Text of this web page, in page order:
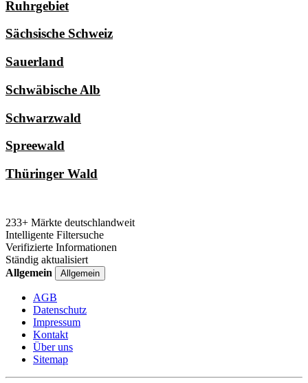
Ruhrgebiet
Sächsische Schweiz
Sauerland
Schwäbische Alb
Schwarzwald
Spreewald
Thüringer Wald
233+ Märkte deutschlandweit
Intelligente Filtersuche
Verifizierte Informationen
Ständig aktualisiert
Allgemein
Allgemein
AGB
Datenschutz
Impressum
Kontakt
Über uns
Sitemap